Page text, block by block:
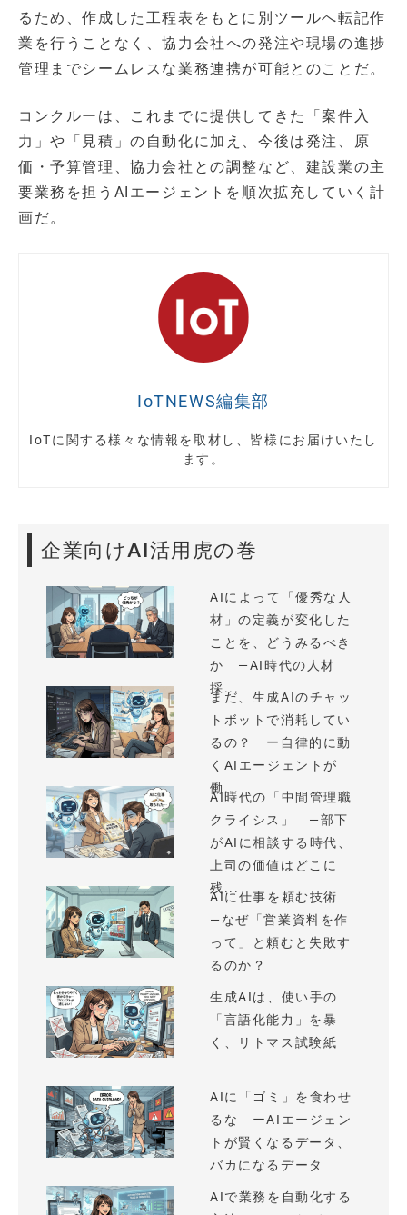
るため、作成した工程表をもとに別ツールへ転記作
業を行うことなく、協力会社への発注や現場の進捗
管理までシームレスな業務連携が可能とのことだ。
コンクルーは、これまでに提供してきた「案件入
力」や「見積」の自動化に加え、今後は発注、原
価・予算管理、協力会社との調整など、建設業の主
要業務を担うAIエージェントを順次拡充していく計
画だ。
IoTNEWS編集部
IoTに関する様々な情報を取材し、皆様にお届けいたし
ます。
企業向けAI活用虎の巻
AIによって「優秀な人
材」の定義が変化した
ことを、どうみるべき
か —AI時代の人材
採...
まだ、生成AIのチャッ
トボットで消耗してい
るの？ ー自律的に動
くAIエージェントが
働...
AI時代の「中間管理職
クライシス」 —部下
がAIに相談する時代、
上司の価値はどこに
残...
AIに仕事を頼む技術
—なぜ「営業資料を作
って」と頼むと失敗す
るのか？
生成AIは、使い手の
「言語化能力」を暴
く、リトマス試験紙
AIに「ゴミ」を食わせ
るな ーAIエージェン
トが賢くなるデータ、
バカになるデータ
AIで業務を自動化する